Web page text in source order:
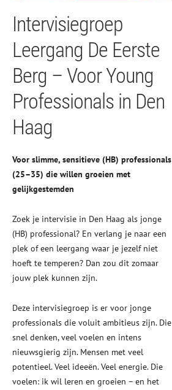
Intervisiegroep
Leergang De Eerste
Berg – Voor Young
Professionals in Den
Haag
Voor slimme, sensitieve (HB) professionals
(25–35) die willen groeien met
gelijkgestemden
Zoek je intervisie in Den Haag als jonge
(HB) professional? En verlang je naar een
plek of een leergang waar je jezelf niet
hoeft te temperen? Dan zou dit zomaar
jouw plek kunnen zijn.
Deze intervisiegroep is er voor jonge
professionals die voluit ambitieus zijn. Die
snel denken, veel voelen en intens
nieuwsgierig zijn. Mensen met veel
potentieel. Veel ideeën. Veel energie. Die
voelen: ik wil leren en groeien – en het